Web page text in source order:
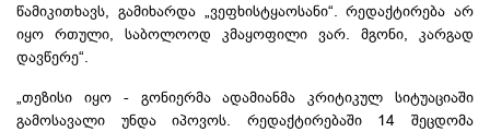
წამიკითხავს, გამიხარდა „ვეფხისტყაოსანი“. რედაქტირება არ
იყო რთული, საბოლოოდ კმაყოფილი ვარ. მგონი, კარგად
დავწერე“.
„თეზისი იყო - გონიერმა ადამიანმა კრიტიკულ სიტუაციაში
გამოსავალი უნდა იპოვოს. რედაქტირებაში 14 შეცდომა